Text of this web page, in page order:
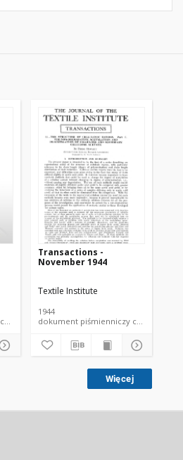
dokument piśmienniczy czasopismo
Transactions -
November 1944
Textile Institute
1944
dokument piśmienniczy czasopismo
Więcej